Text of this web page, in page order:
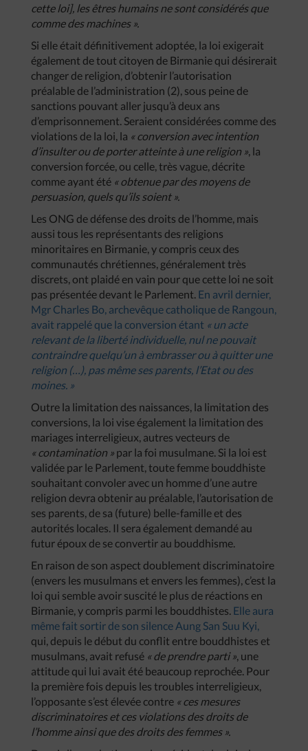
cette loi], les êtres humains ne sont considérés que
comme des machines ».
Si elle était définitivement adoptée, la loi exigerait
également de tout citoyen de Birmanie qui désirerait
changer de religion, d’obtenir l’autorisation
préalable de l’administration (2), sous peine de
sanctions pouvant aller jusqu’à deux ans
d’emprisonnement. Seraient considérées comme des
violations de la loi, la « conversion avec intention
d’insulter ou de porter atteinte à une religion », la
conversion forcée, ou celle, très vague, décrite
comme ayant été « obtenue par des moyens de
persuasion, quels qu’ils soient ».
Les ONG de défense des droits de l’homme, mais
aussi tous les représentants des religions
minoritaires en Birmanie, y compris ceux des
communautés chrétiennes, généralement très
discrets, ont plaidé en vain pour que cette loi ne soit
pas présentée devant le Parlement. En avril dernier,
Mgr Charles Bo, archevêque catholique de Rangoun,
avait rappelé que la conversion étant « un acte
relevant de la liberté individuelle, nul ne pouvait
contraindre quelqu’un à embrasser ou à quitter une
religion (…), pas même ses parents, l’Etat ou des
moines. »
Outre la limitation des naissances, la limitation des
conversions, la loi vise également la limitation des
mariages interreligieux, autres vecteurs de
« contamination » par la foi musulmane. Si la loi est
validée par le Parlement, toute femme bouddhiste
souhaitant convoler avec un homme d’une autre
religion devra obtenir au préalable, l’autorisation de
ses parents, de sa (future) belle-famille et des
autorités locales. Il sera également demandé au
futur époux de se convertir au bouddhisme.
En raison de son aspect doublement discriminatoire
(envers les musulmans et envers les femmes), c’est la
loi qui semble avoir suscité le plus de réactions en
Birmanie, y compris parmi les bouddhistes. Elle aura
même fait sortir de son silence Aung San Suu Kyi,
qui, depuis le début du conflit entre bouddhistes et
musulmans, avait refusé « de prendre parti », une
attitude qui lui avait été beaucoup reprochée. Pour
la première fois depuis les troubles interreligieux,
l’opposante s’est élevée contre « ces mesures
discriminatoires et ces violations des droits de
l’homme ainsi que des droits des femmes ».